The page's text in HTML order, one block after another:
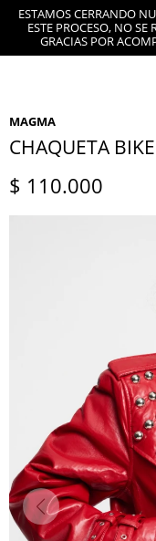
ESTAMOS CERRANDO
ESTE PROCESO, NO
GRACIAS POR
MAGMA
CHAQUETA
$ 110.000